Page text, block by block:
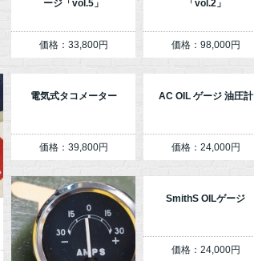
ージ「vol.5」
価格：33,800円
「vol.2」
価格：98,000円
電気式タコメーター
価格：39,800円
AC OIL ゲージ 油圧計
価格：24,000円
SmithS OILゲージ
価格：24,000円